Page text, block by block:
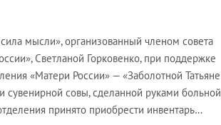
мысли», организованный членом совета
Светланой Горковенко, при поддержке
«Матери России» — «Заболотной Татьяне
совы, сделанной руками больной
принято приобрести инвентарь…